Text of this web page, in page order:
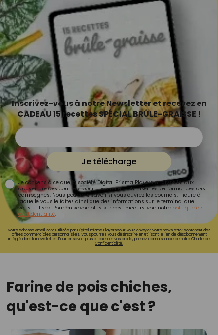
Inscrivez-vous à notre Newsletter et recevez en
CADEAU 15 recettes SPÉCIAL BRÛLE-GRAISSE !
Je télécharge
Je consens à ce que la société Digital Prisma Players analyse le taux
d'ouverture des courriels pour mesurer et optimiser les performances des
campagnes. Nous pourrons savoir si vous ouvrez les courriels, l'heure à
laquelle vous le faites ainsi que des informations sur le terminal que
vous utilisez. Pour en savoir plus sur ces traceurs, voir notre politique de
confidentialité.
Votre adresse email sera utilisée par Digital Prisma Playerspour vous envoyer votre newsletter contenant des
offres commerciales personnalisées. Vous pourrez vous désinscrire en utilisant le lien de désabonnement
intégré dans la newsletter. Pour en savoir plus et exercer vos droits, prenez connaissance de notreCharte de
Confidentialité.
Farine de pois chiches,
qu'est-ce que c'est ?